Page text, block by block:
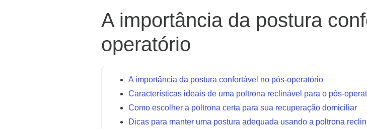
A importância da postura
operatório
A importância da postura confortável no pós-operatório
Características ideais de uma poltrona reclinável para o pós-
Como escolher a poltrona certa para sua recuperação domiciliar
Dicas para manter uma postura adequada usando a poltrona